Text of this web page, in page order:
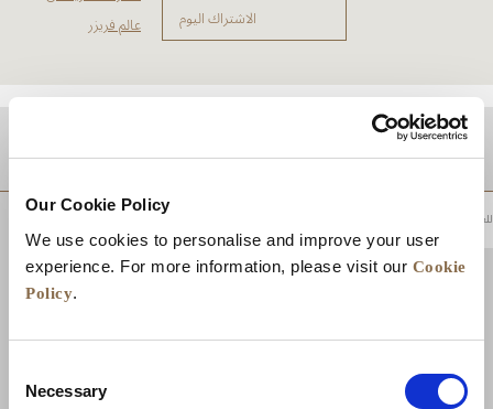
Our Cookie Policy
We use cookies to personalise and improve your user
experience. For more information, please visit our Cookie
Policy.
Selection
Necessary
الاشتراك اليوم
عالم فريزر
موقع
للعودة إلى أعلى